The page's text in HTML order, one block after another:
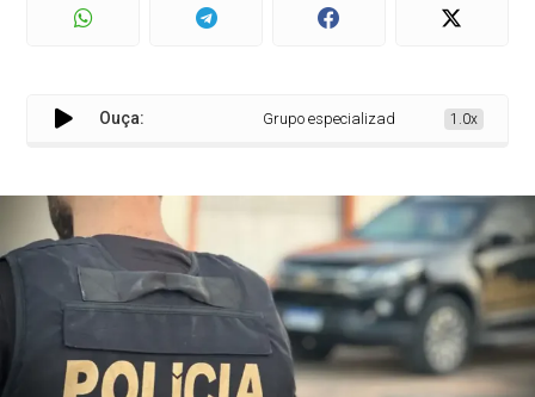
Ouça: Grupo especializado no tráfico1.0x